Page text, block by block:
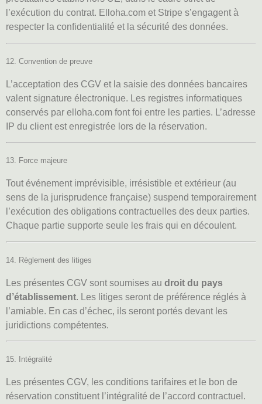
l’exécution du contrat. Elloha.com et Stripe s’engagent à
respecter la confidentialité et la sécurité des données.
12. Convention de preuve
L’acceptation des CGV et la saisie des données bancaires
valent signature électronique. Les registres informatiques
conservés par elloha.com font foi entre les parties. L’adresse
IP du client est enregistrée lors de la réservation.
13. Force majeure
Tout événement imprévisible, irrésistible et extérieur (au
sens de la jurisprudence française) suspend temporairement
l’exécution des obligations contractuelles des deux parties.
Chaque partie supporte seule les frais qui en découlent.
14. Règlement des litiges
Les présentes CGV sont soumises au droit du pays
d’établissement. Les litiges seront de préférence réglés à
l’amiable. En cas d’échec, ils seront portés devant les
juridictions compétentes.
15. Intégralité
Les présentes CGV, les conditions tarifaires et le bon de
réservation constituent l’intégralité de l’accord contractuel.